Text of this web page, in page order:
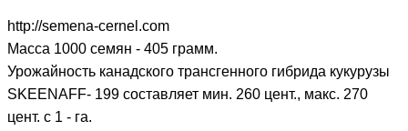
http://semena-cernel.com
Масса 1000 семян - 405 грамм.
Урожайность канадского трансгенного гибрида кукурузы
SKEENAFF- 199 составляет мин. 260 цент., макс. 270
цент. с 1 - га.